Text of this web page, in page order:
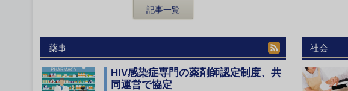
記事一覧
薬事
HIV感染症専門の薬剤師認定制度、共
同運営で協定
社会